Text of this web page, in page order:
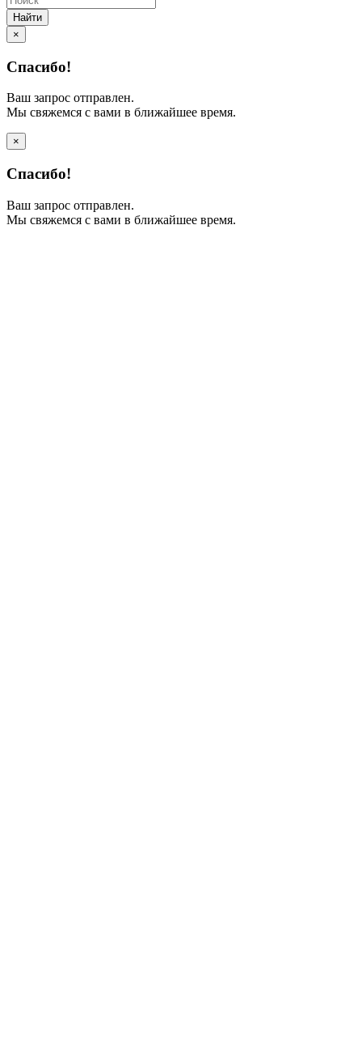
Найти
×
Спасибо!
Ваш запрос отправлен.
Мы свяжемся с вами в ближайшее время.
×
Спасибо!
Ваш запрос отправлен.
Мы свяжемся с вами в ближайшее время.